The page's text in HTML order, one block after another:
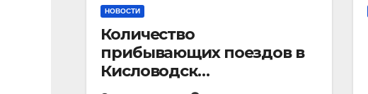
НОВОСТИ
Количество
прибывающих поездов в
Кисловодск
стремительно